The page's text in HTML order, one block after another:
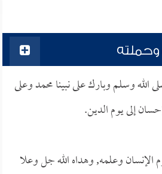
وحملته
الله وسلم وبارك على نبينا محمد وعلى
إلى يوم الدين.
الإنسان وعلمه, وهداه الله جل وعلا